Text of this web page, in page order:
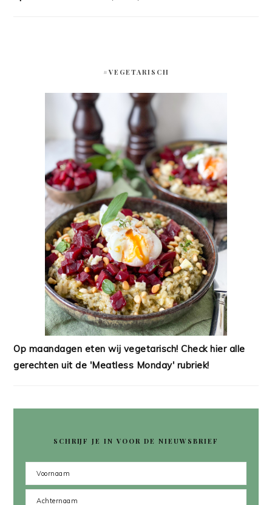
#VEGETARISCH
Op maandagen eten wij vegetarisch! Check hier alle
gerechten uit de 'Meatless Monday' rubriek!
SCHRIJF JE IN VOOR DE NIEUWSBRIEF